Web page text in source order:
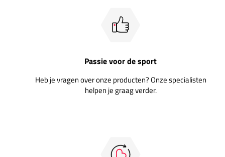
Passie voor de sport
Heb je vragen over onze producten? Onze specialisten
helpen je graag verder.